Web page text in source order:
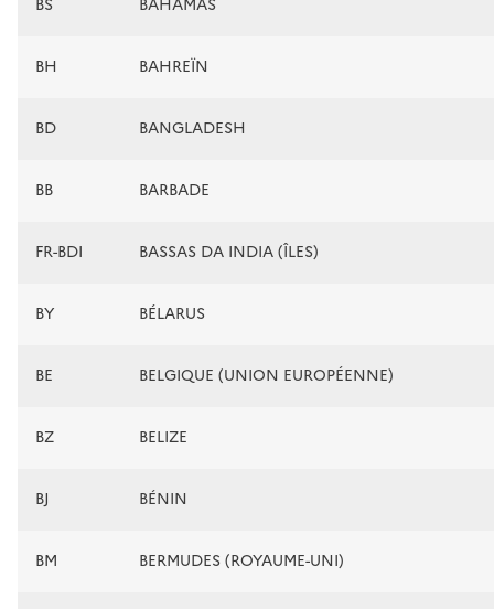
BH BAHREÏN
BD BANGLADESH
BB BARBADE
FR-BDI BASSAS DA INDIA (ÎLES)
BY BÉLARUS
BE BELGIQUE (UNION EUROPÉENNE)
BZ BELIZE
BJ BÉNIN
BM BERMUDES (ROYAUME-UNI)